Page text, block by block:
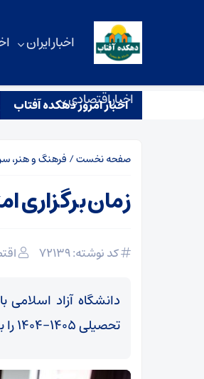
اخبار ایران
اخبار اقتصادی
اخبار امروز دهکده آفتاب
مدیر عامل پرسپولیس به خبر جذب
صفحه نخست/ فرهنگ و هنر،
زمان برگزاری
کد نوشته: 72139
دانشگاه آزاد اسلامی
تحصیلی ۱۴۰۵-۱۴۰۴ را برای برخی از روزها تغییر داد.